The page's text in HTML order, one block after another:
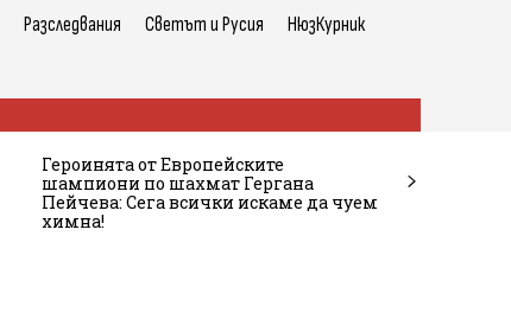
Разследвания Светът и Русия НюзКурник
Героинята от Европейските
шампиони по шахмат Гергана
Пейчева: Сега всички искаме да чуем
химна!